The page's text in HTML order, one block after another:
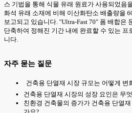
스 기법을 통해 식물 유래 원료가 사용되었음
화석 유래 소재에 비해 이산화탄소 배출량을
보고되고 있습니다. "Ultra-Fast 70" 폼 배합은
단축하여 정해진 기간 내에 완료할 수 있는 프
니다.
자주 묻는 질문
건축용 단열재 시장 규모는 어떻게 변
건축용 단열재 시장의 성장 요인은 무
친환경 건축물의 증가가 건축용 단열